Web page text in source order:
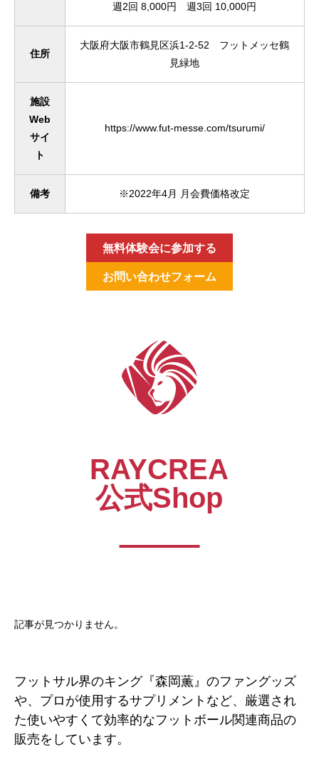
週2回 8,000円 週3回 10,000円
住所
大阪府大阪市鶴見区浜1-2-52 フットメッセ鶴
見緑地
施設
Web
サイ
ト
https://www.fut-messe.com/tsurumi/
備考 ※2022年4月 月会費価格改定
無料体験会に参加する
お問い合わせフォーム
RAYCREA
公式Shop
記事が見つかりません。
フットサル界のキング『森岡薫』のファングッズ
や、プロが使用するサプリメントなど、厳選され
た使いやすくて効率的なフットボール関連商品の
販売をしています。